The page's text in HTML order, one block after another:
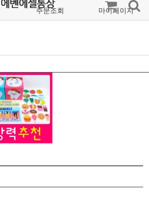
주문조회 마이페이지